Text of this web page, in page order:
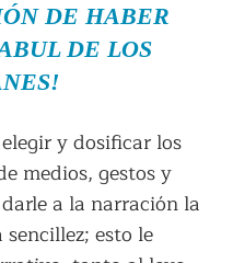
DE HABER
DE LOS
y dosificar los
medios, gestos y
a la narración la
esto le